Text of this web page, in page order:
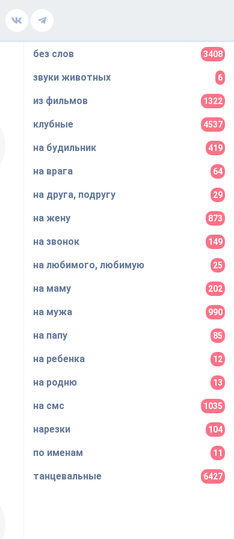
без слов 3408
звуки животных 6
из фильмов 1322
клубные 4537
на будильник 419
на врага 64
на друга, подругу 29
на жену 873
на звонок 149
на любимого, любимую 25
на маму 202
на мужа 990
на папу 85
на ребенка 12
на родню 13
на смс 1035
нарезки 104
по именам 11
танцевальные 6427